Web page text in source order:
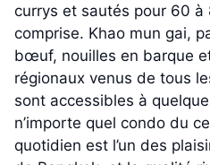
currys et sautés pour 60 à
comprise. Khao mun gai,
bœuf, nouilles en barque
régionaux venus de tous
sont accessibles à
n’importe quel condo du
quotidien est l’un des